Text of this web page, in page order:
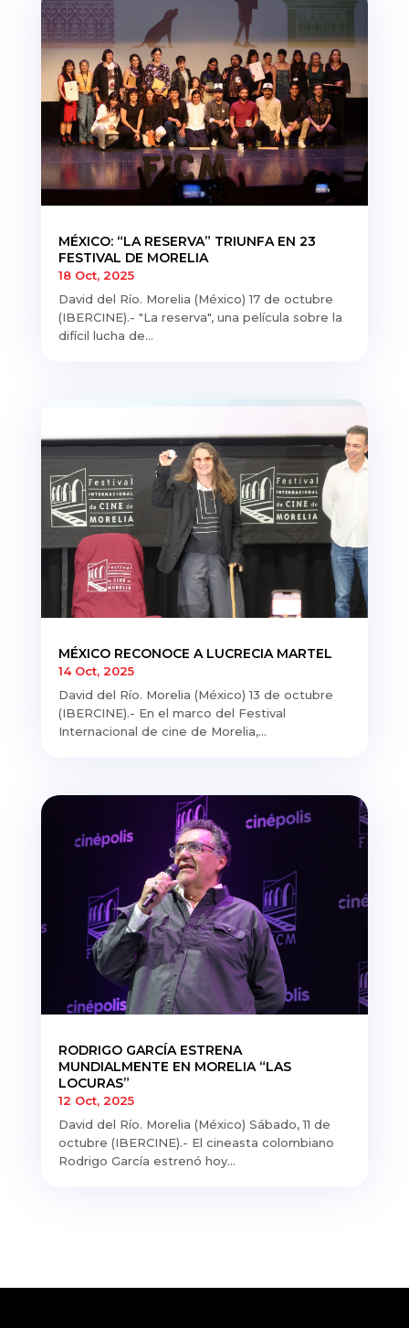
MÉXICO: “LA RESERVA” TRIUNFA EN 23
FESTIVAL DE MORELIA
18 Oct, 2025
David del Río. Morelia (México) 17 de octubre
(IBERCINE).- "La reserva", una película sobre la
difícil lucha de...
MÉXICO RECONOCE A LUCRECIA MARTEL
14 Oct, 2025
David del Río. Morelia (México) 13 de octubre
(IBERCINE).- En el marco del Festival
Internacional de cine de Morelia,...
RODRIGO GARCÍA ESTRENA
MUNDIALMENTE EN MORELIA “LAS
LOCURAS”
12 Oct, 2025
David del Río. Morelia (México) Sábado, 11 de
octubre (IBERCINE).- El cineasta colombiano
Rodrigo García estrenó hoy...